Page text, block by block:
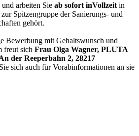
arbeiten Sie ab sofort inVollzeit in
Spitzengruppe der Sanierungs- und
gehört.
Bewerbung mit Gehaltswunsch und
freut sich Frau Olga Wagner, PLUTA
der Reeperbahn 2, 28217
sich auch für Vorabinformationen an sie